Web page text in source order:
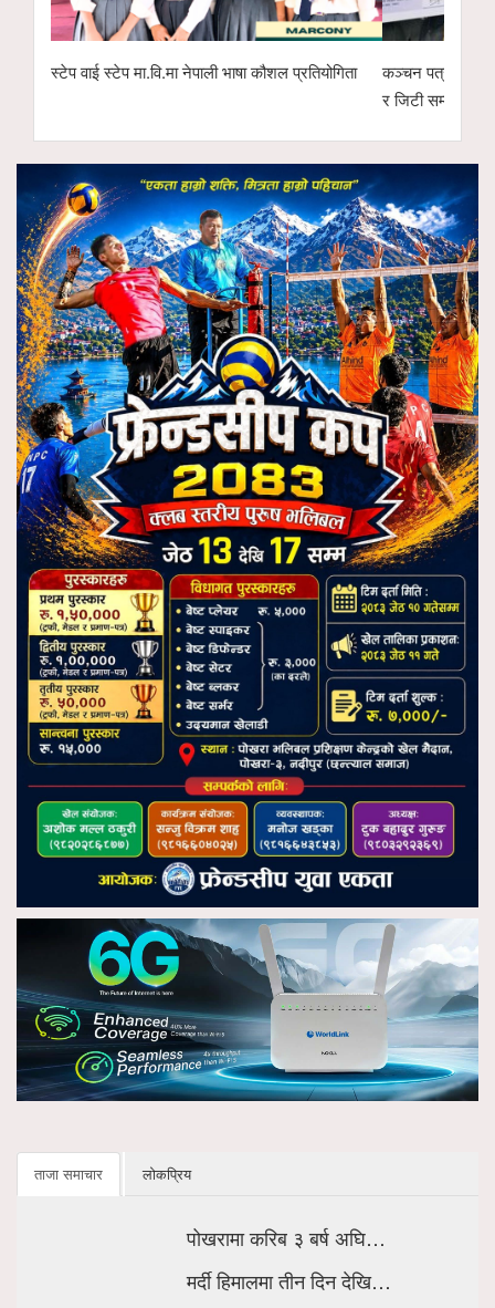
स्टेप वाई स्टेप मा.वि.मा नेपाली भाषा कौशल प्रतियोगिता
कञ्चन
र जिटी सम्मानित
ताजा समाचार लोकप्रिय
पोखरामा करिब ३ बर्ष अघि…
मर्दी हिमालमा तीन दिन देखि…